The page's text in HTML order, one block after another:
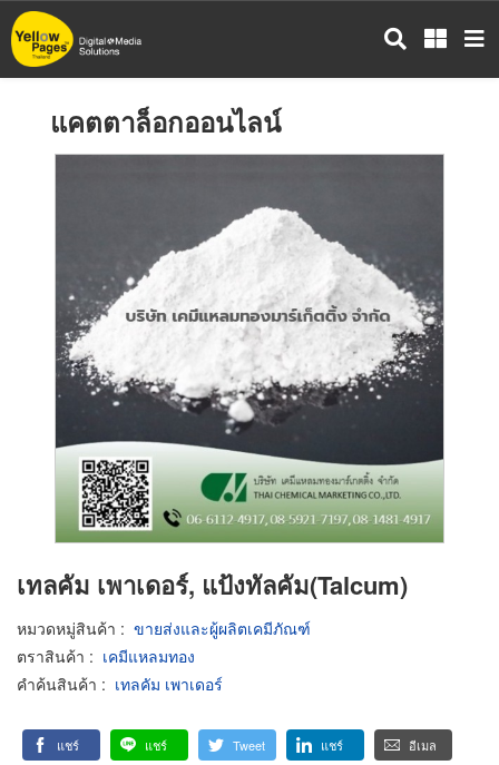
ข้าม
ไป
แคตตาล็อกออนไลน์
เทลคัม เพาเดอร์, แป้งทัลคัม(Talcum)
หมวดหมู่สินค้า : ขายส่งและผู้ผลิตเคมีภัณฑ์
ตราสินค้า : เคมีแหลมทอง
คำค้นสินค้า : เทลคัม เพาเดอร์
แชร์ แชร์ Tweet แชร์ อีเมล